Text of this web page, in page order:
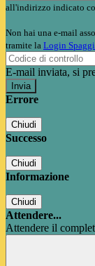
all'indirizzo indicato
Non hai una e-mail
tramite la Login
E-mail inviata, si
Errore
Chiudi
Successo
Chiudi
Informazione
Chiudi
Attendere...
Attendere il